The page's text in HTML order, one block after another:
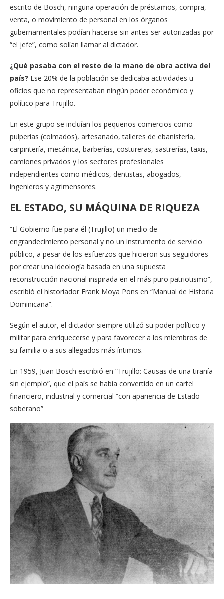
escrito de Bosch, ninguna operación de préstamos, compra,
venta, o movimiento de personal en los órganos
gubernamentales podían hacerse sin antes ser autorizadas por
“el jefe”, como solían llamar al dictador.
¿Qué pasaba con el resto de la mano de obra activa del
país? Ese 20% de la población se dedicaba actividades u
oficios que no representaban ningún poder económico y
político para Trujillo.
En este grupo se incluían los pequeños comercios como
pulperías (colmados), artesanado, talleres de ebanistería,
carpintería, mecánica, barberías, costureras, sastrerías, taxis,
camiones privados y los sectores profesionales
independientes como médicos, dentistas, abogados,
ingenieros y agrimensores.
EL ESTADO, SU MÁQUINA DE RIQUEZA
“El Gobierno fue para él (Trujillo) un medio de
engrandecimiento personal y no un instrumento de servicio
público, a pesar de los esfuerzos que hicieron sus seguidores
por crear una ideología basada en una supuesta
reconstrucción nacional inspirada en el más puro patriotismo”,
escribió el historiador Frank Moya Pons en “Manual de Historia
Dominicana”.
Según el autor, el dictador siempre utilizó su poder político y
militar para enriquecerse y para favorecer a los miembros de
su familia o a sus allegados más íntimos.
En 1959, Juan Bosch escribió en “Trujillo: Causas de una tiranía
sin ejemplo”, que el país se había convertido en un cartel
financiero, industrial y comercial “con apariencia de Estado
soberano”